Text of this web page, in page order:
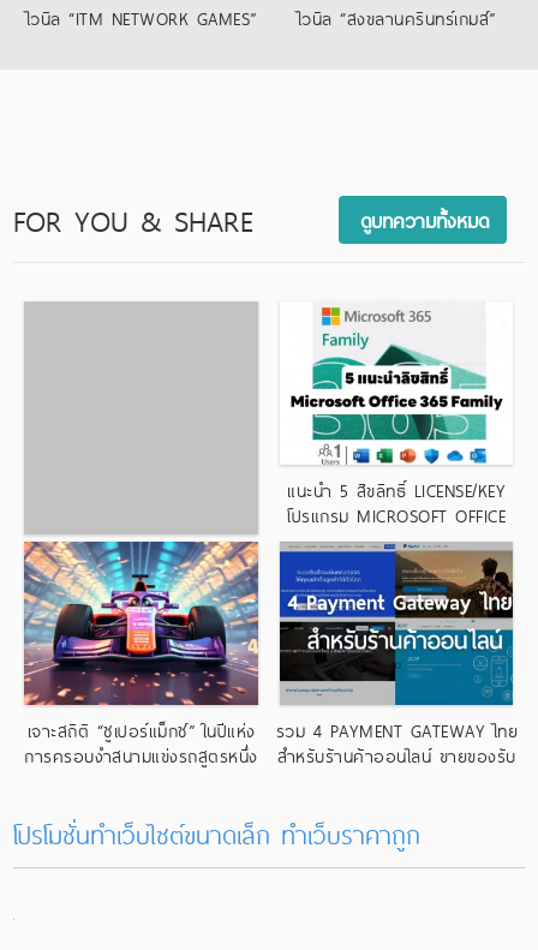
ไวนิล “ITM NETWORK GAMES” ไวนิล “สงขลานครินทร์เกมส์”
FOR YOU & SHARE ดูบทความทั้งหมด
5 เทคนิคง่ายๆ การทำ SEO เบื้อง
ต้นสำหรับ SME
แนะนำ 5 สิขลิทธิ์ LICENSE/KEY
โปรแกรม MICROSOFT OFFICE
365 FAMILY
เจาะสถิติ “ซูเปอร์แม็กซ์” ในปีแห่ง
การครอบงำสนามแข่งรถสูตรหนึ่ง
รวม 4 PAYMENT GATEWAY ไทย
สำหรับร้านค้าออนไลน์ ขายของรับ
โปรโมชั่นทำเว็บไซต์ขนาดเล็ก ทําเว็บราคาถูก